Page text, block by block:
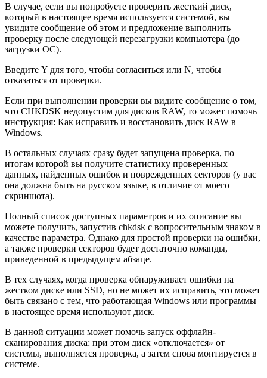
В случае, если вы попробуете проверить жесткий диск,
который в настоящее время используется системой, вы
увидите сообщение об этом и предложение выполнить
проверку после следующей перезагрузки компьютера (до
загрузки ОС).
Введите Y для того, чтобы согласиться или N, чтобы
отказаться от проверки.
Если при выполнении проверки вы видите сообщение о том,
что CHKDSK недопустим для дисков RAW, то может помочь
инструкция: Как исправить и восстановить диск RAW в
Windows.
В остальных случаях сразу будет запущена проверка, по
итогам которой вы получите статистику проверенных
данных, найденных ошибок и поврежденных секторов (у вас
она должна быть на русском языке, в отличие от моего
скриншота).
Полный список доступных параметров и их описание вы
можете получить, запустив chkdsk с вопросительным знаком в
качестве параметра. Однако для простой проверки на ошибки,
а также проверки секторов будет достаточно команды,
приведенной в предыдущем абзаце.
В тех случаях, когда проверка обнаруживает ошибки на
жестком диске или SSD, но не может их исправить, это может
быть связано с тем, что работающая Windows или программы
в настоящее время используют диск.
В данной ситуации может помочь запуск оффлайн-
сканирования диска: при этом диск «отключается» от
системы, выполняется проверка, а затем снова монтируется в
системе.